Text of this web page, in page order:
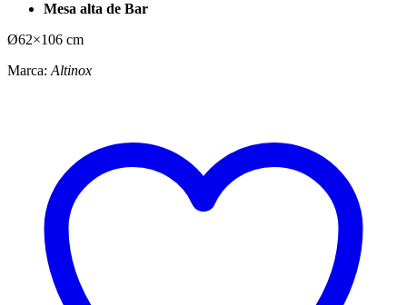
Mesa alta de Bar
Ø62×106 cm
Marca: Altinox